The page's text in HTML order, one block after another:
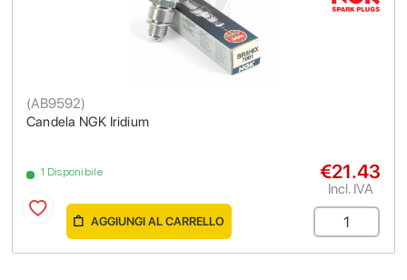
Candela NGK Iridium
(AB9592)
1 Disponibile €21.43
Incl. IVA
AGGIUNGI AL CARRELLO